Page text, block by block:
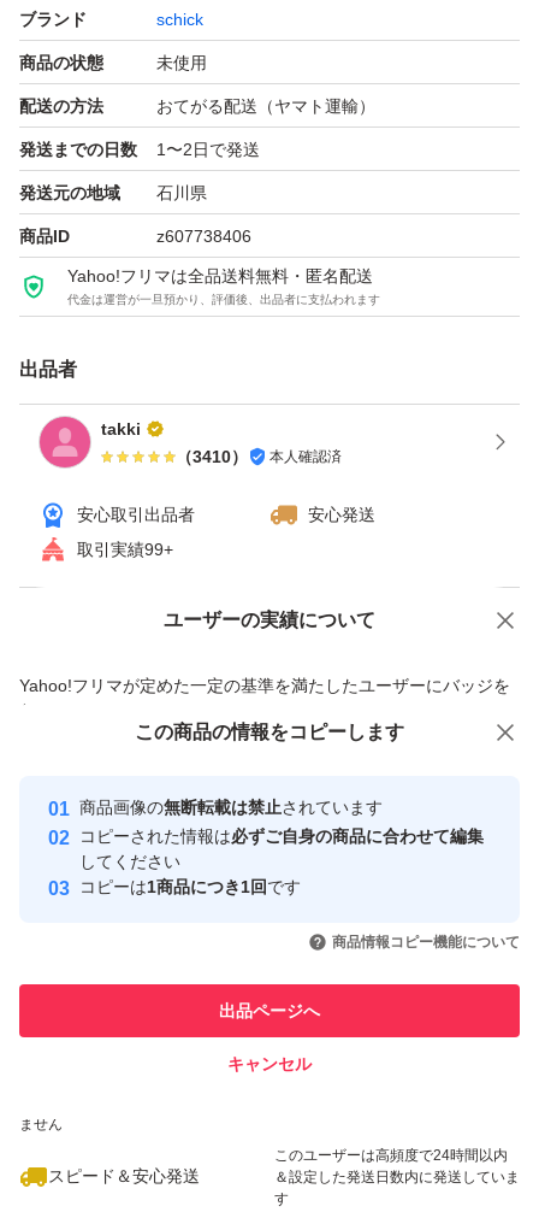
ブランド schick
商品の状態 未使用
配送の方法 おてがる配送（ヤマト運輸）
発送までの日数 1〜2日で発送
発送元の地域 石川県
商品ID z607738406
Yahoo!フリマは全品送料無料・匿名配送
代金は運営が一旦預かり、評価後、出品者に支払われます
出品者
takki
（3410） 本人確認済
安心取引出品者
安心発送
取引実績99+
ユーザーの実績について
Yahoo!フリマが定めた一定の基準を満たしたユーザーにバッジを
付与しています
安心取引出品者
心・安全なユーザーです
取引実績
引を完了させた実績があります
での取引実績があります
ません
スピード＆安心発送
このユーザーは高頻度で24時間以内
＆設定した発送日数内に発送していま
す
価格の相談 商品への質問
この商品の情報をコピーします
商品画像の無断転載は禁止されています
コピーされた情報は必ずご自身の商品に合わせて編集
してください
コピーは1商品につき1回です
商品情報コピー機能について
出品ページへ
キャンセル
この商品をみている人にオススメ